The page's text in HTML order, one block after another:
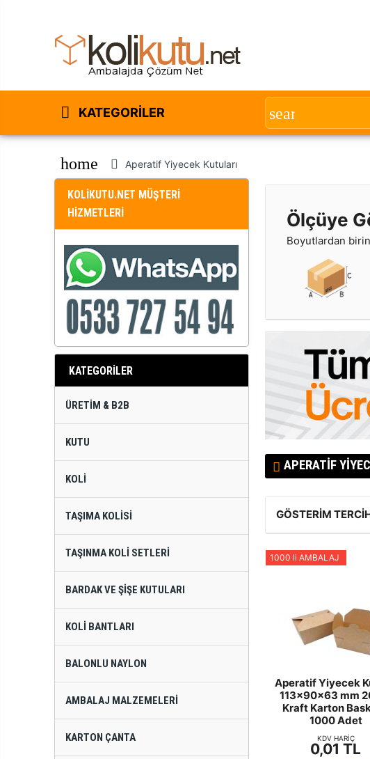
KATEGORILER
home Aperatif Yiyecek Kutuları
KOLİKUTU.NET MÜŞTERİ
HİZMETLERİ
KATEGORİLER
ÜRETIM & B2B
KUTU
KOLI
TAŞIMA KOLISI
TAŞINMA KOLI SETLERI
BARDAK VE ŞIŞE KUTULARI
KOLI BANTLARI
BALONLU NAYLON
AMBALAJ MALZEMELERI
KARTON ÇANTA
Ölçüye
Boyutlardan
APERATIF
GÖSTERIM
1000 li AMBALAJ
Aperatif Yiyecek
113x90x63 mm
Kraft Karton
1000 Adet
KDV HARİÇ
0,01 TL